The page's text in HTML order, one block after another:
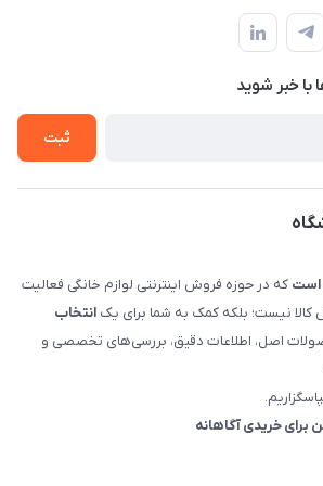
صوتی عباسی) - "تحویل حضوری فقط با
خبر شوید
ثبت
که در حوزه فروش اینترنتی لوازم خانگی فعالیت
نیست؛ بلکه کمک به شما برای یک انتخاب
اصل، اطلاعات دقیق، بررسی‌های تخصصی و
برای خریدی آگاهانه